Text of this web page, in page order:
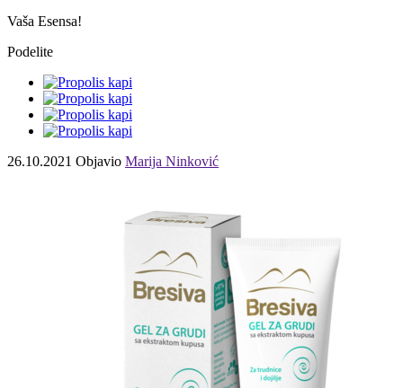
Vaša Esensa!
Podelite
26.10.2021 Objavio Marija Ninković